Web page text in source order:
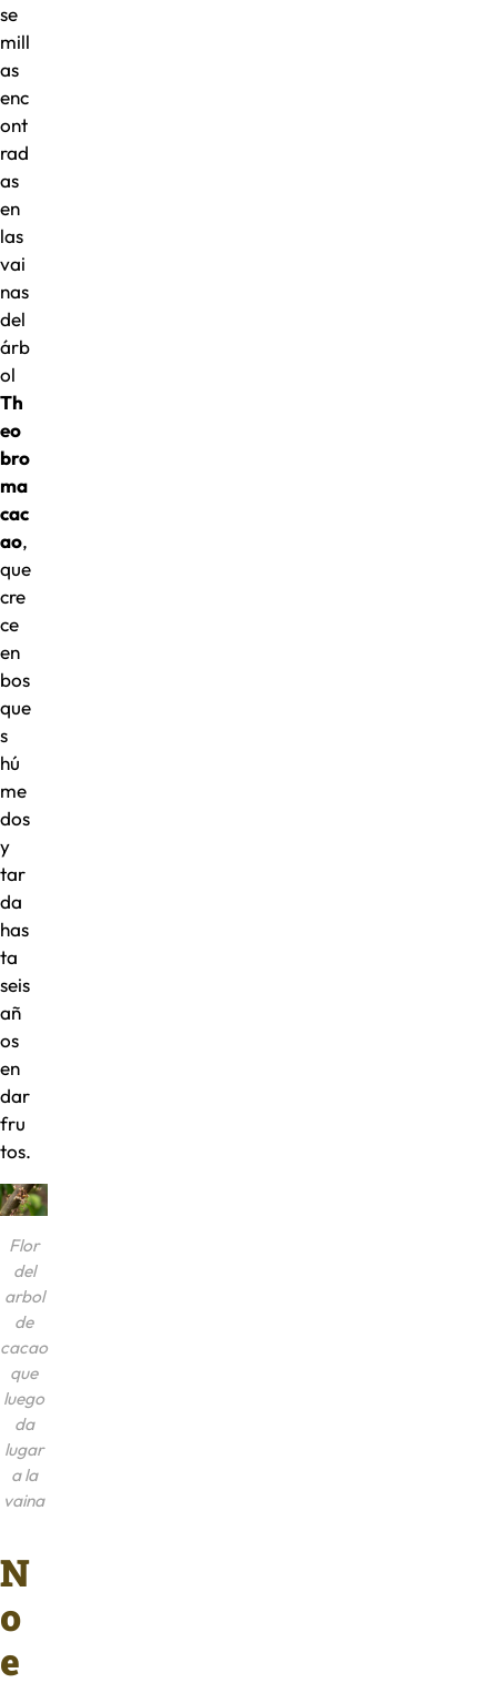
se
mill
as
enc
ont
rad
as
en
las
vai
nas
del
árb
ol
Th
eo
bro
ma
cac
ao,
que
cre
ce
en
bos
que
s
hú
me
dos
y
tar
da
has
ta
seis
añ
os
en
dar
fru
tos.
Flor
del
arbol
de
cacao
que
luego
da
lugar
a la
vaina
N
o
e